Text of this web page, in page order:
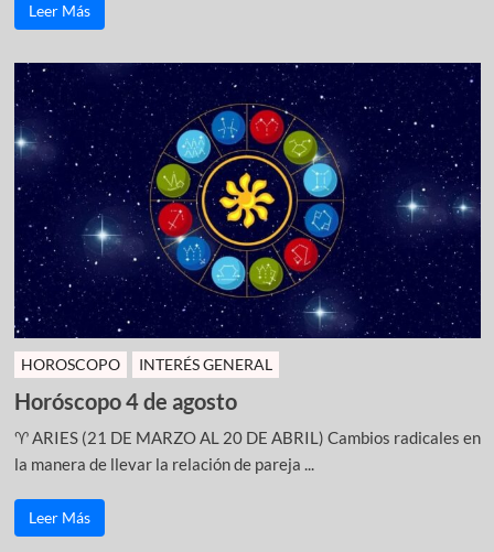
Leer Más
HOROSCOPO INTERÉS GENERAL
Horóscopo 4 de agosto
♈ ARIES (21 DE MARZO AL 20 DE ABRIL) Cambios radicales en
la manera de llevar la relación de pareja ...
Leer Más